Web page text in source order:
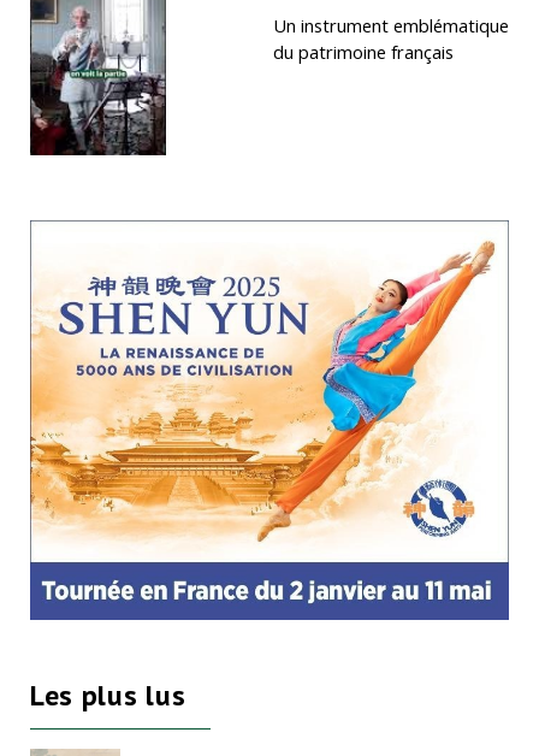
Un instrument emblématique
du patrimoine français
Les plus lus